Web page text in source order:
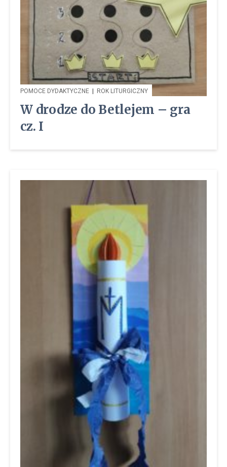
POMOCE DYDAKTYCZNE ROK LITURGICZNY
W drodze do Betlejem – gra
cz. I